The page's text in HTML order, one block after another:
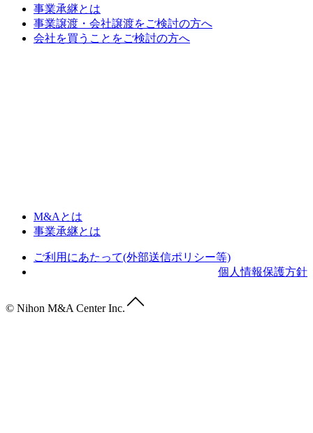
事業承継とは
事業譲渡・会社譲渡をご検討の方へ
会社を買うことをご検討の方へ
M&Aとは
事業承継とは
ご利用にあたって(外部送信ポリシー等)
個人情報保護方針
© Nihon M&A Center Inc.